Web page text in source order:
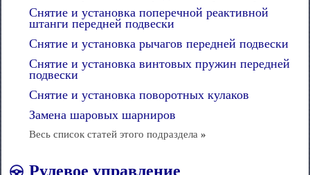
Снятие и установка поперечной реактивной
штанги передней подвески
Снятие и установка рычагов передней подвески
Снятие и установка винтовых пружин передней
подвески
Снятие и установка поворотных кулаков
Замена шаровых шарниров
Весь список статей этого подраздела »
Рулевое управление